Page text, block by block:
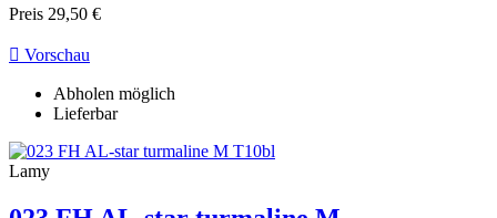
Preis 29,50 €
 Vorschau
Abholen möglich
Lieferbar
Lamy